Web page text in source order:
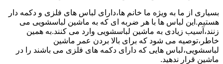
بسیاری از ما به ویژه ما خانم ها،دارای لباس های فلزی و دکمه دار
هستیم.این لباس ها با هر ضربه ای که به ماشین لباسشویی می
زنند،آسیب زیادی به ماشین لباسشویی وارد می کنند.به همین
خاطر،توصیه می شود که برای بالا بردن عمر ماشین
لباسشویی،لباس هایی که دارای دکمه های فلزی می باشند را در
ماشین قرار ندهید.